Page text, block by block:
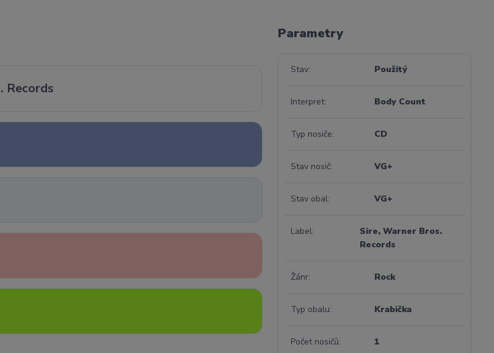
Records
Parametry
Stav Použitý
Interpret Body Count
Typ nosiče CD
Stav nosič VG+
Stav obal VG+
Label
Sire, Warner Bros.
Records
Žánr Rock
Typ obalu Krabička
Počet nosičů 1